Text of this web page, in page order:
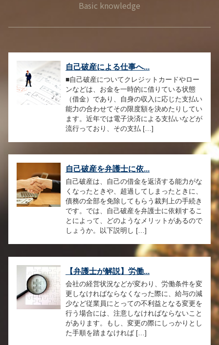
自己破産による仕事へ...
■自己破産についてクレジットカードやロー
ンなどは、お金を一時的に借りている状態
（借金）であり、自身の収入に応じた支払い
能力の合わせてその限度額を決めたりしてい
ます。近年では電子決済による支払いなどが
流行っており、その支払 […]
自己破産を弁護士に依...
自己破産は、自己の借金を返済する能力がな
くなったときや、超過してしまったときに、
債務の全部を免除してもらう裁判上の手続き
です。では、自己破産を弁護士に依頼するこ
とによって、どのようなメリットがあるので
しょうか。以下説明し […]
【弁護士が解説】労働...
会社の経営状況などが変わり、労働条件を変
更しなければならなくなった際に、給与の減
少など従業員にとっての不利益となる変更を
行う場合には、注意しなければならないこと
があります。もし、変更の際にしっかりとし
た手順を踏まなければ […]